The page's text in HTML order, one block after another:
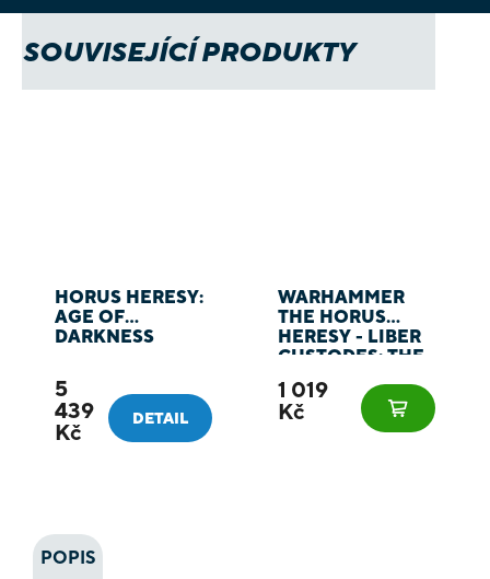
SOUVISEJÍCÍ PRODUKTY
HORUS HERESY:
AGE OF
DARKNESS
5
439
Kč
DETAIL
WARHAMMER
THE HORUS
HERESY - LIBER
CUSTODES: THE
EMPEROR ARMY
BOOK - KNIHA
1 019
Kč
POPIS